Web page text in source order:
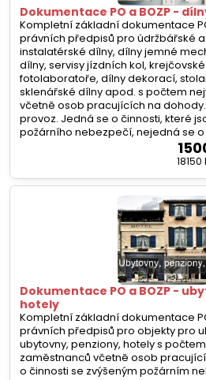
Dokumentace PO a BOZP -
Kompletní základní dokumentace
právních předpisů pro údržbářské
instalatérské dílny, dílny jemné
dílny, servisy jízdních kol,
fotolaboratoře, dílny dekorací,
sklenářské dílny apod. s počtem
včetně osob pracujících na
provoz. Jedná se o činnosti, které
požárního nebezpečí, nejedná se o
18150
Dokumentace PO a BOZP -
hotely
Kompletní základní dokumentace
právních předpisů pro objekty pro
ubytovny, penziony, hotely s
zaměstnanců včetně osob
o činnosti se zvýšeným požárním